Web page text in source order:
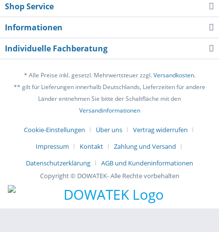
Shop Service
Informationen
Individuelle Fachberatung
* Alle Preise inkl. gesetzl. Mehrwertsteuer zzgl.Versandkosten.
** gilt für Lieferungen innerhalb Deutschlands, Lieferzeiten für andere
Länder entnehmen Sie bitte der Schaltfläche mit den
Versandinformationen
Cookie-Einstellungen Über uns
Vertrag widerrufen
Impressum
Kontakt
Zahlung und Versand
Datenschutzerklärung
AGB und Kundeninformationen
Copyright © DOWATEK- Alle Rechte vorbehalten